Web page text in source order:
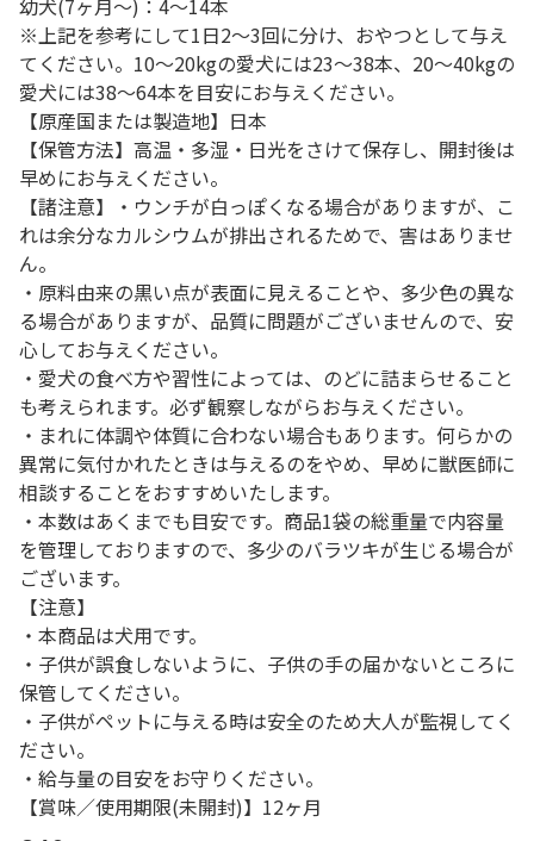
幼犬(7ヶ月～)：4～14本
※上記を参考にして1日2～3回に分け、おやつとして与え
てください。10～20kgの愛犬には23～38本、20～40kgの
愛犬には38～64本を目安にお与えください。
【原産国または製造地】日本
【保管方法】高温・多湿・日光をさけて保存し、開封後は
早めにお与えください。
【諸注意】・ウンチが白っぽくなる場合がありますが、こ
れは余分なカルシウムが排出されるためで、害はありませ
ん。
・原料由来の黒い点が表面に見えることや、多少色の異な
る場合がありますが、品質に問題がございませんので、安
心してお与えください。
・愛犬の食べ方や習性によっては、のどに詰まらせること
も考えられます。必ず観察しながらお与えください。
・まれに体調や体質に合わない場合もあります。何らかの
異常に気付かれたときは与えるのをやめ、早めに獣医師に
相談することをおすすめいたします。
・本数はあくまでも目安です。商品1袋の総重量で内容量
を管理しておりますので、多少のバラツキが生じる場合が
ございます。
【注意】
・本商品は犬用です。
・子供が誤食しないように、子供の手の届かないところに
保管してください。
・子供がペットに与える時は安全のため大人が監視してく
ださい。
・給与量の目安をお守りください。
【賞味／使用期限(未開封)】12ヶ月